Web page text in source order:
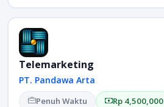
Telemarketing
PT. Pandawa Arta
Penuh Waktu Rp 4,500,000